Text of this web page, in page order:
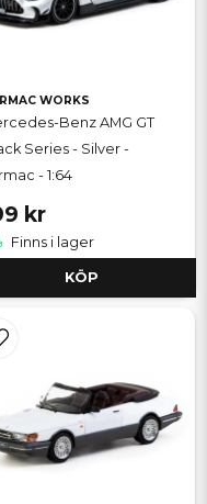
WORKS
Benz AMG GT
Series - Silver -
- 1:64
kr
Finns i lager
KÖP